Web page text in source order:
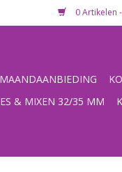
0 Artikelen
MAANDAANBIEDING
& MIXEN 32/35 MM